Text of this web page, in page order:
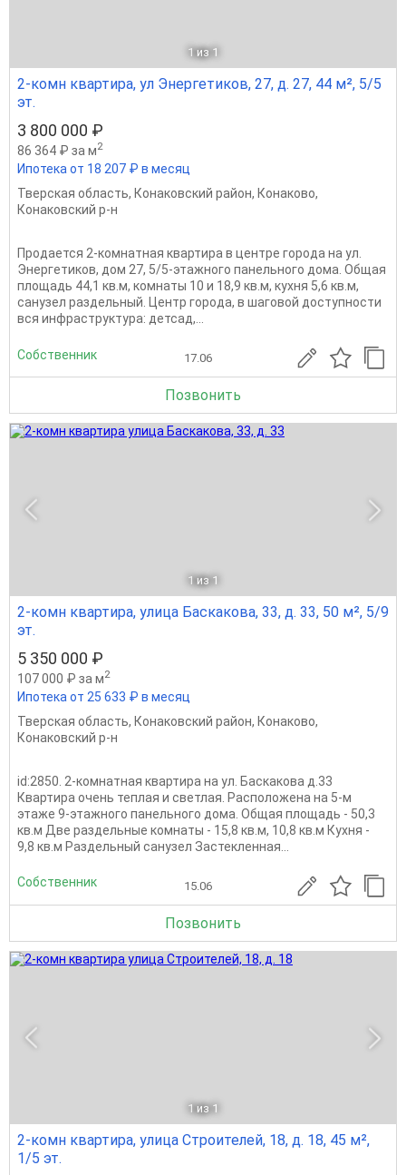
1 из 1
2-комн квартира, ул Энергетиков, 27, д. 27, 44 м², 5/5
эт.
3 800 000 ₽
86 364 ₽ за м2
Ипотека от 18 207 ₽ в месяц
Тверская область, Конаковский район, Конаково,
Конаковский р-н
Продается 2-комнатная квартира в центре города на ул.
Энергетиков, дом 27, 5/5-этажного панельного дома. Общая
площадь 44,1 кв.м, комнаты 10 и 18,9 кв.м, кухня 5,6 кв.м,
санузел раздельный. Центр города, в шаговой доступности
вся инфраструктура: детсад,...
Собственник 17.06
Позвонить
1 из 1
2-комн квартира, улица Баскакова, 33, д. 33, 50 м², 5/9
эт.
5 350 000 ₽
107 000 ₽ за м2
Ипотека от 25 633 ₽ в месяц
Тверская область, Конаковский район, Конаково,
Конаковский р-н
id:2850. 2-комнатная квартира на ул. Баскакова д.33
Квартира очень теплая и светлая. Расположена на 5-м
этаже 9-этажного панельного дома. Общая площадь - 50,3
кв.м Две раздельные комнаты - 15,8 кв.м, 10,8 кв.м Кухня -
9,8 кв.м Раздельный санузел Застекленная...
Собственник 15.06
Позвонить
1 из 1
2-комн квартира, улица Строителей, 18, д. 18, 45 м²,
1/5 эт.